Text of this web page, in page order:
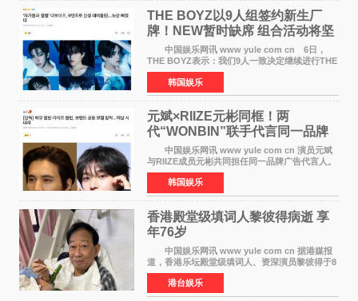
THE BOYZ以9人组签约新生厂
牌！NEW暂时缺席 组合活动将坚
定不移继续
中国娱乐网讯 www yule com cn 6日，
THE BOYZ表示：我们9人一致决定继续进行THE
BOYZ组合活动，并且已经完成了组合团体活动
签约。目前正在新生厂牌下进行活动准备。尚未
离开THE BOYZ原所
韩国娱乐
元斌×RIIZE元彬同框！两
代“WONBIN”联手代言同一品牌
颜值天花板合体
中国娱乐网讯 www yule com cn 演员元斌
与RIIZE成员元彬共同担任同一品牌广告代言人。
6日据独家报道，继演员元斌之后，RIIZE元彬最
近也被选为某在线中介平台A公司的共同广告代言
人，两人将作
韩国娱乐
香港殿堂级填词人黎彼得病逝 享
年76岁​
中国娱乐网讯 www yule com cn 据港媒报
道，香港乐坛殿堂级填词人、资深演员黎彼得于8
月5日上午因病离世，终年76岁。好友钟志光透
露，黎彼得今年3月中风后便卧床休养，身体机能
持续衰退，最
港台娱乐